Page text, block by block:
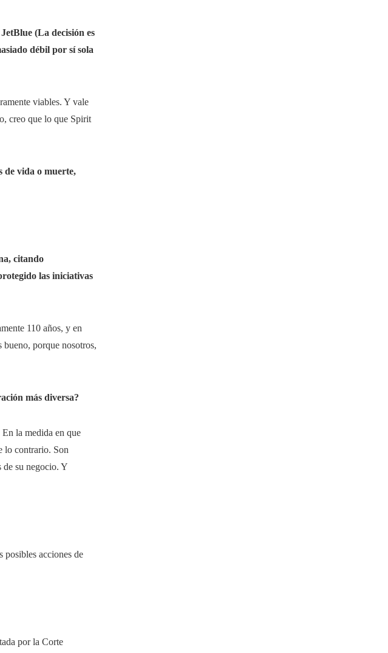
(La decisión es
débil por sí sola
viables. Y vale
creo que lo que Spirit
de vida o muerte,
citando
las iniciativas
110 años, y en
bueno, porque nosotros,
más diversa?
En la medida en que
lo contrario. Son
de su negocio. Y
posibles acciones de
por la Corte